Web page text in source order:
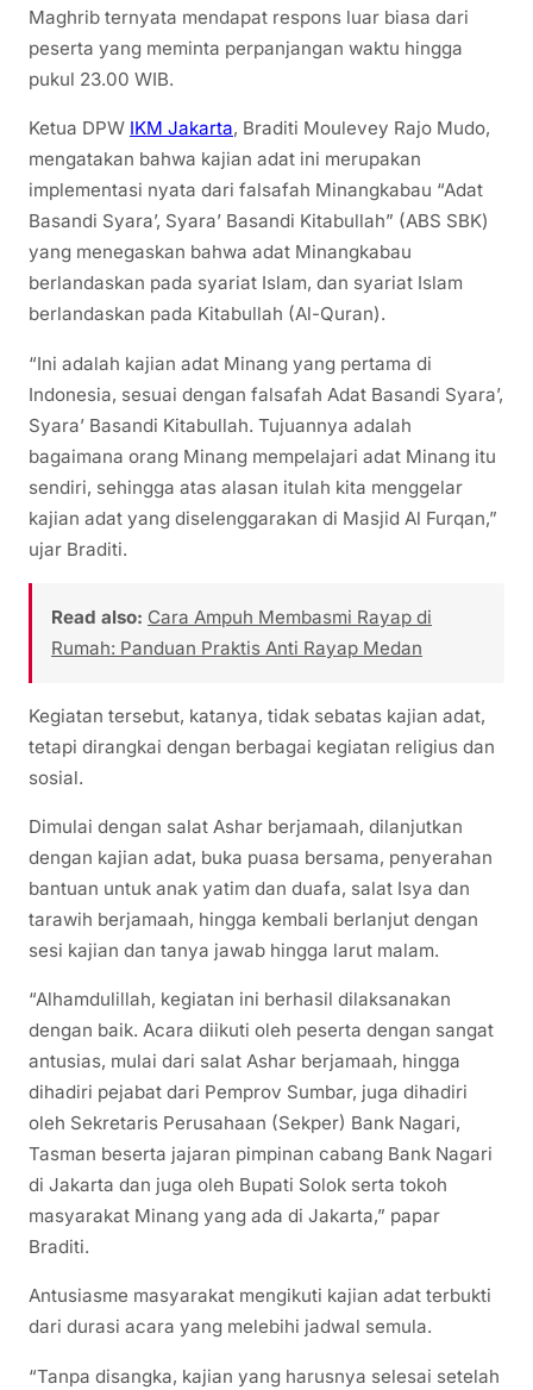
Maghrib ternyata mendapat respons luar biasa dari
peserta yang meminta perpanjangan waktu hingga
pukul 23.00 WIB.
Ketua DPW IKM Jakarta, Braditi Moulevey Rajo Mudo,
mengatakan bahwa kajian adat ini merupakan
implementasi nyata dari falsafah Minangkabau “Adat
Basandi Syara’, Syara’ Basandi Kitabullah” (ABS SBK)
yang menegaskan bahwa adat Minangkabau
berlandaskan pada syariat Islam, dan syariat Islam
berlandaskan pada Kitabullah (Al-Quran).
“Ini adalah kajian adat Minang yang pertama di
Indonesia, sesuai dengan falsafah Adat Basandi Syara’,
Syara’ Basandi Kitabullah. Tujuannya adalah
bagaimana orang Minang mempelajari adat Minang itu
sendiri, sehingga atas alasan itulah kita menggelar
kajian adat yang diselenggarakan di Masjid Al Furqan,”
ujar Braditi.
Read also: Cara Ampuh Membasmi Rayap di
Rumah: Panduan Praktis Anti Rayap Medan
Kegiatan tersebut, katanya, tidak sebatas kajian adat,
tetapi dirangkai dengan berbagai kegiatan religius dan
sosial.
Dimulai dengan salat Ashar berjamaah, dilanjutkan
dengan kajian adat, buka puasa bersama, penyerahan
bantuan untuk anak yatim dan duafa, salat Isya dan
tarawih berjamaah, hingga kembali berlanjut dengan
sesi kajian dan tanya jawab hingga larut malam.
“Alhamdulillah, kegiatan ini berhasil dilaksanakan
dengan baik. Acara diikuti oleh peserta dengan sangat
antusias, mulai dari salat Ashar berjamaah, hingga
dihadiri pejabat dari Pemprov Sumbar, juga dihadiri
oleh Sekretaris Perusahaan (Sekper) Bank Nagari,
Tasman beserta jajaran pimpinan cabang Bank Nagari
di Jakarta dan juga oleh Bupati Solok serta tokoh
masyarakat Minang yang ada di Jakarta,” papar
Braditi.
Antusiasme masyarakat mengikuti kajian adat terbukti
dari durasi acara yang melebihi jadwal semula.
“Tanpa disangka, kajian yang harusnya selesai setelah